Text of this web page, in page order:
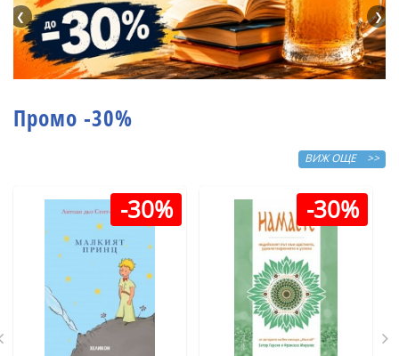
❮ ❯
Промо -30%
ВИЖ ОЩЕ >>
-30% -30%